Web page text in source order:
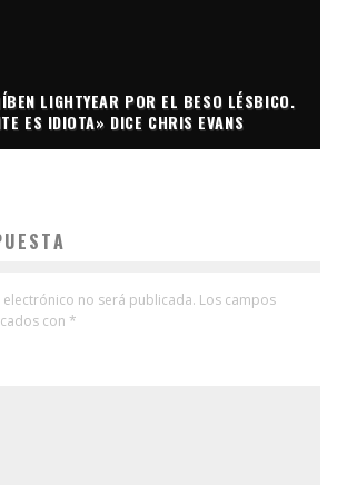
LIGHTYEAR POR EL BESO LÉSBICO.
ES IDIOTA» DICE CHRIS EVANS
no será publicada. Los campos
con *